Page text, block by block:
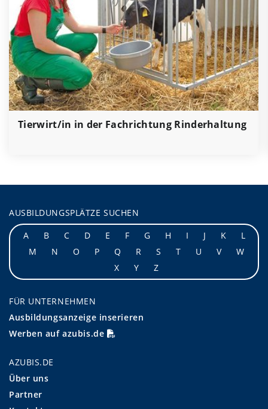
Tierwirt/in in der Fachrichtung Rinderhaltung
AUSBILDUNGSPLÄTZE SUCHEN
A
B C D E F G H I J K
L
M
N O P Q R S T U V
W
X
Y Z
FÜR UNTERNEHMEN
Ausbildungsanzeige inserieren
Werben auf azubis.de
AZUBIS.DE
Über uns
Partner